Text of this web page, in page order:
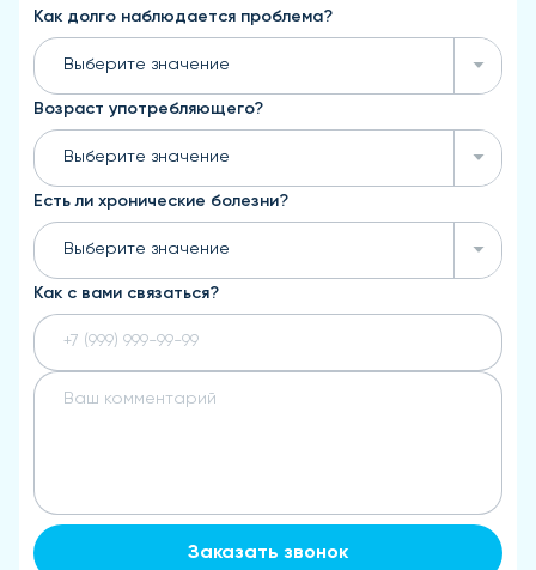
Как долго наблюдается проблема?
Выберите значение
Возраст употребляющего?
Выберите значение
Есть ли хронические болезни?
Выберите значение
Как с вами связаться?
Заказать звонок